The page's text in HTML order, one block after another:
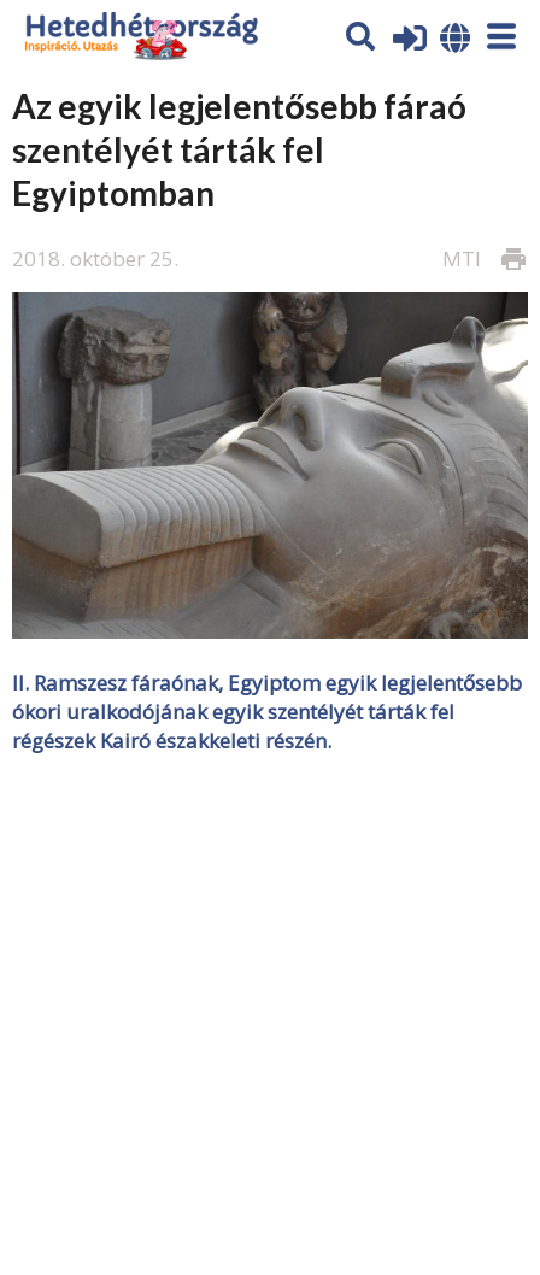
Az egyik legjelentősebb fáraó
szentélyét tárták fel
Egyiptomban
2018. október 25. print
MTI
II. Ramszesz fáraónak, Egyiptom egyik legjelentősebb
ókori uralkodójának egyik szentélyét tárták fel
régészek Kairó északkeleti részén.